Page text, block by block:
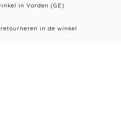
in Vorden (GE)
in de winkel